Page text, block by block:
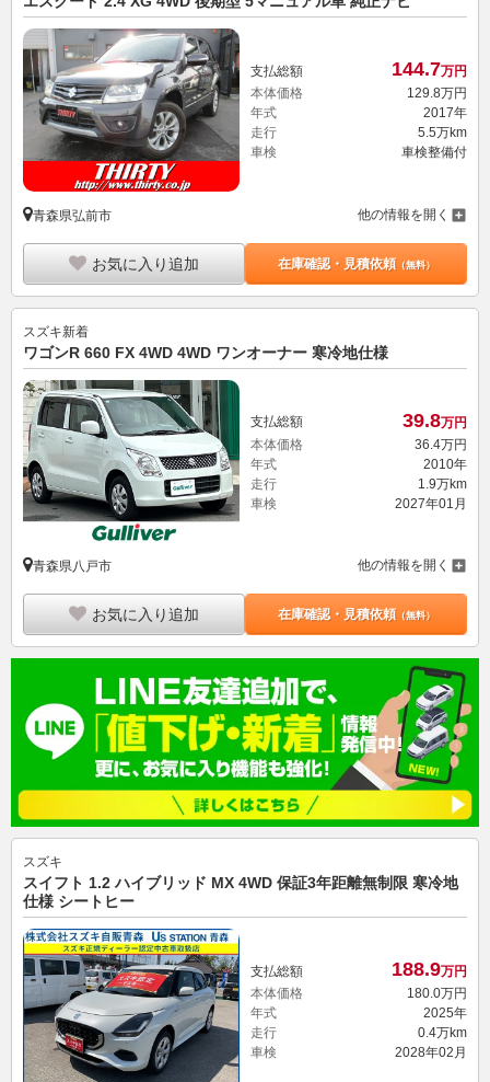
支払総額 144.7万円
本体価格
129.8万円
年式
2017年
走行
5.5万km
車検
車検整備付
青森県弘前市 他の情報を開く
お気に入り追加 在庫確認・見積依頼（無料）
スズキ新着
ワゴンR 660 FX 4WD 4WD ワンオーナー 寒冷地仕様
支払総額 39.8万円
本体価格
36. 4万円
年式
2010年
走行
1.9万km
車検
2027年01月
青森県八戸市 他の情報を開く
お気に入り追加 在庫確認・見積依頼（無料）
スズキ
スイフト 1.2 ハイブリッド MX 4WD 保証3年距離無制限 寒冷地
仕様 シートヒー
支払総額 188.9万円
本体価格
180.0万円
年式
2025年
走行
0.4万km
車検
2028年02月